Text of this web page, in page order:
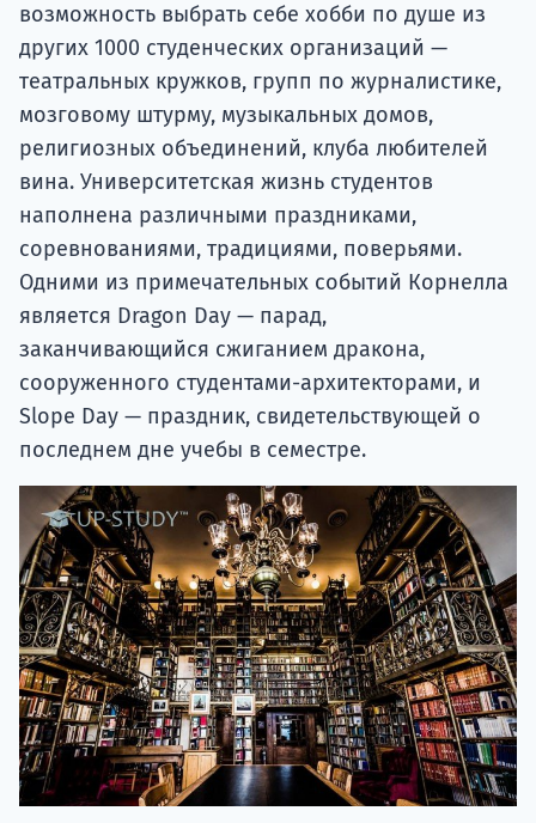
возможность выбрать себе хобби по душе из
других 1000 студенческих организаций —
театральных кружков, групп по журналистике,
мозговому штурму, музыкальных домов,
религиозных объединений, клуба любителей
вина. Университетская жизнь студентов
наполнена различными праздниками,
соревнованиями, традициями, поверьями.
Одними из примечательных событий Корнелла
является Dragon Day — парад,
заканчивающийся сжиганием дракона,
сооруженного студентами-архитекторами, и
Slope Day — праздник, свидетельствующей о
последнем дне учебы в семестре.